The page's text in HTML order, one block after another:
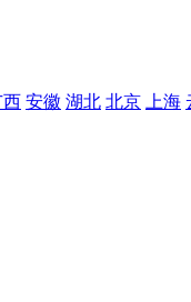
西 安徽 湖北 北京 上海